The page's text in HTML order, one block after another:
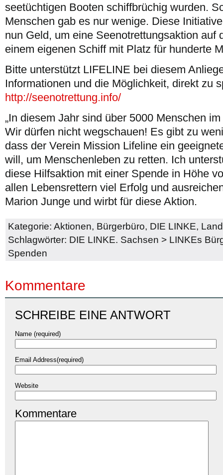
seetüchtigen Booten schiffbrüchig wurden.
Menschen gab es nur wenige. Diese
nun Geld, um eine Seenotrettungsaktion auf
einem eigenen Schiff mit Platz für hunderte
Bitte unterstützt LIFELINE bei diesem
Informationen und die Möglichkeit, direkt zu
http://seenotrettung.info/
„In diesem Jahr sind über 5000 Menschen
Wir dürfen nicht wegschauen! Es gibt zu
dass der Verein Mission Lifeline ein
will, um Menschenleben zu retten. Ich
diese Hilfsaktion mit einer Spende in Höhe
allen Lebensrettern viel Erfolg und
Marion Junge und wirbt für diese Aktion.
Kategorie: Aktionen, Bürgerbüro, DIE LINKE,
Schlagwörter: DIE LINKE. Sachsen > LINKEs
Spenden
Kommentare
SCHREIBE EINE ANTWORT
Name (required)
Email Address(required)
Website
Kommentare